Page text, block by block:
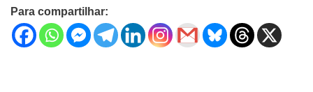
Para compartilhar: